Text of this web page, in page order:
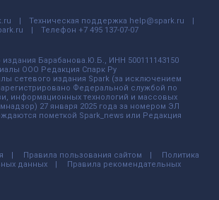
Техническая поддержка help@spark.ru
Телефон +7 495 137-07-07
Барабанова.Ю.Б., ИНН 500111143150
ООО Редакция Спарк Ру
сетевого издания Spark (за исключением
Федеральной службой по
информационных технологий и массовых
27 января 2025 года за номером ЭЛ
пометкой Spark_news или Редакция
Правила пользования сайтом
Политика
данных
Правила рекомендательных